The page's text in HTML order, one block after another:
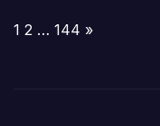
Page:
1 2 … 144 Next
»